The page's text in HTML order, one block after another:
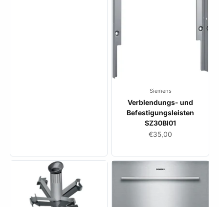
Siemens
Verblendungs- und
Befestigungsleisten
SZ30BI01
Angebot
€35,00